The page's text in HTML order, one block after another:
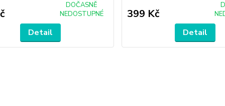
DOČASNĚ
NEDOSTUPNÉ
Detail
399 Kč
Detail